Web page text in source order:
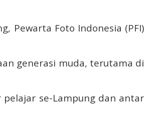
Pewarta Foto Indonesia (PFI)
generasi muda, terutama di
pelajar se-Lampung dan antar